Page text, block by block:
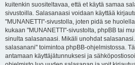
kuitenkin suositeltavaa, että et käytä samaa
sivustoilla. Salasanaasi voidaan käyttää
"MUNANETTI"-sivustolla, joten pidä se
kukaan "MUNANETTI"-sivustolta, phpBB tai
sinulta salasanaasi. Mikäli unohdat
salasanani" toimintoa phpBB-ohjelmistossa.
antamaan käyttäjätunnuksesi ja